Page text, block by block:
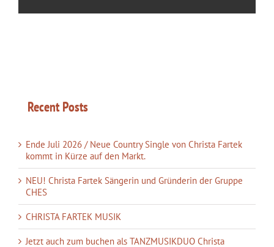
Recent Posts
Ende Juli 2026 / Neue Country Single von Christa Fartek
kommt in Kürze auf den Markt.
NEU! Christa Fartek Sängerin und Gründerin der Gruppe
CHES
CHRISTA FARTEK MUSIK
Jetzt auch zum buchen als TANZMUSIKDUO Christa